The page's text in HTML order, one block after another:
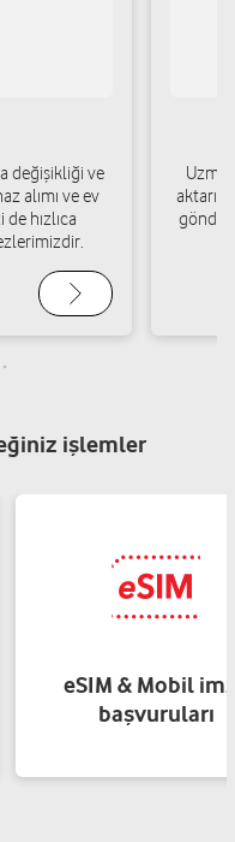
değişikliği ve
alımı ve ev
hızlıca
işlemler
eSIM & Mobil
başvuruları